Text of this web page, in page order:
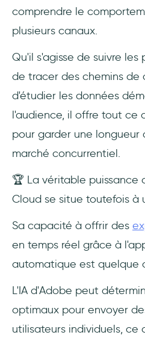
comprendre le
plusieurs canaux.
Qu'il s'agisse de suivre les
de tracer des chemins de
d'étudier les données
l'audience, il offre tout ce
pour garder une longueur
marché concurrentiel.
🏆 La véritable puissance
Cloud se situe toutefois à
Sa capacité à offrir des
en temps réel grâce à
automatique est quelque
L'IA d'Adobe peut
optimaux pour envoyer
utilisateurs individuels, ce